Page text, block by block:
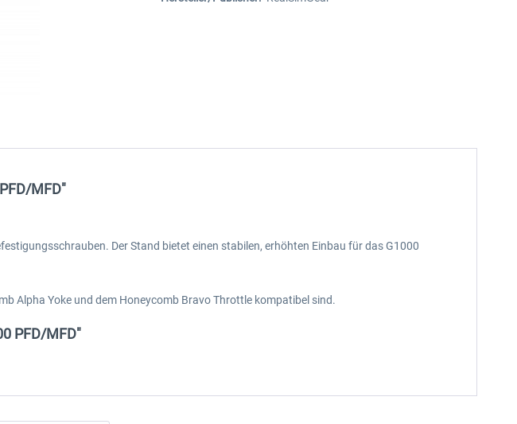
MFD"
Der Stand bietet einen stabilen, erhöhten Einbau für das G1000
Alpha Yoke und dem Honeycomb Bravo Throttle kompatibel sind.
PFD/MFD"